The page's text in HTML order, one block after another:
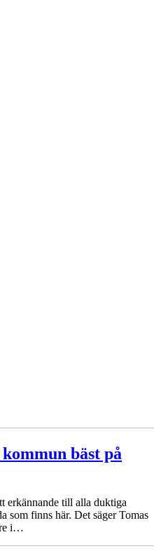
bäst på
erkännande till alla duktiga
som finns här. Det säger Tomas
i…